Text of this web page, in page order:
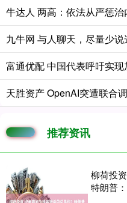
牛达人 两高：依法从严惩
九牛网 与人聊天，尽量少
富通优配 中国代表呼吁实
推荐资讯
柳荷投
特朗普